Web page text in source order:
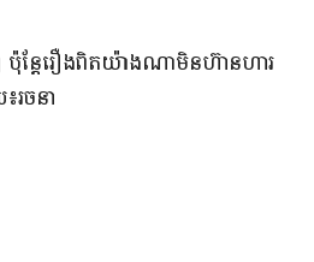
ន្តែ​រឿង​ពិត​យ៉ាងណា​មិន​ហ៊ាន​ហារ​
រចនា​